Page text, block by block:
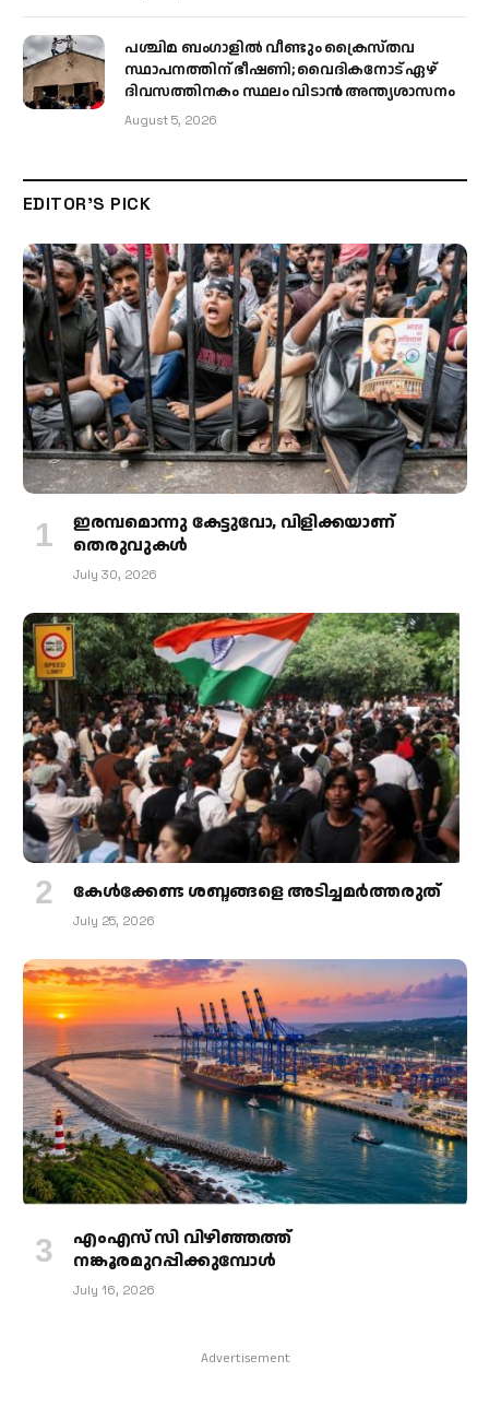
പശ്ചിമ ബംഗാളിൽ വീണ്ടും ക്രൈസ്തവ
സ്ഥാപനത്തിന് ഭീഷണി; വൈദികനോട് ഏഴ്
ദിവസത്തിനകം സ്ഥലം വിടാൻ അന്ത്യശാസനം
August 5, 2026
EDITOR'S PICK
ഇരമ്പമൊന്നു കേട്ടുവോ, വിളിക്കയാണ്
തെരുവുകള്‍
July 30, 2026
കേള്‍ക്കേണ്ട ശബ്ദങ്ങളെ അടിച്ചമര്‍ത്തരുത്
July 25, 2026
എംഎസ് സി വിഴിഞ്ഞത്ത്
നങ്കൂരമുറപ്പിക്കുമ്പോള്‍
July 16, 2026
Advertisement